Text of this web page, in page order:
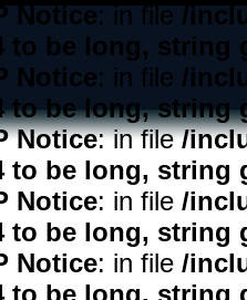
Notice: in file/
to be long, string
Notice: in file /
to be long, string
Notice: in file/
to be long, string
Notice: in file /
to be long, string
Notice: in file /
to be long, string